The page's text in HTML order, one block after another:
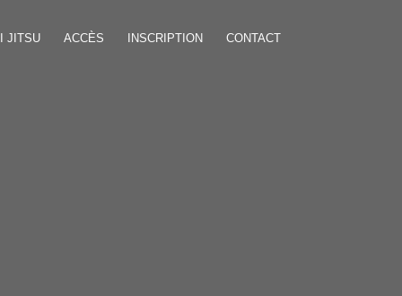
JITSU ACCÈS INSCRIPTION CONTACT